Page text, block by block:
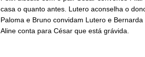
casa o quanto antes. Lutero aconselha o
Paloma e Bruno convidam Lutero e
Aline conta para César que está grávida.